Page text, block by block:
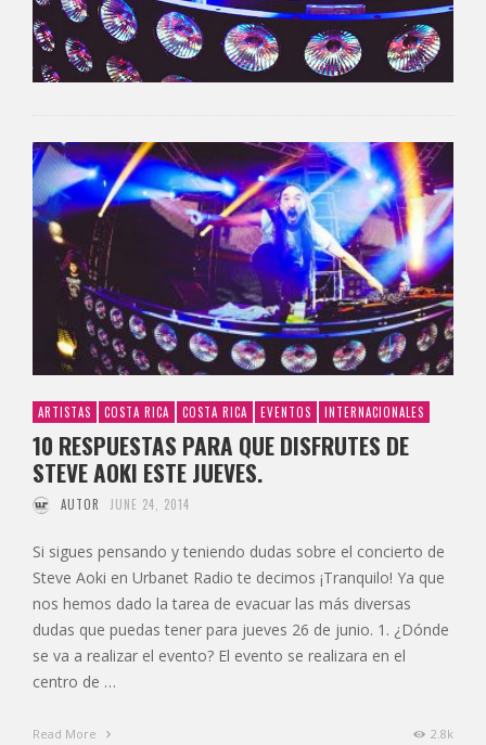
ARTISTAS COSTA RICA COSTA RICA EVENTOS INTERNACIONALES
10 RESPUESTAS PARA QUE DISFRUTES DE
STEVE AOKI ESTE JUEVES.
AUTOR JUNE 24, 2014
Si sigues pensando y teniendo dudas sobre el concierto de
Steve Aoki en Urbanet Radio te decimos ¡Tranquilo! Ya que
nos hemos dado la tarea de evacuar las más diversas
dudas que puedas tener para jueves 26 de junio. 1. ¿Dónde
se va a realizar el evento? El evento se realizara en el
centro de …
Read More 2.8k